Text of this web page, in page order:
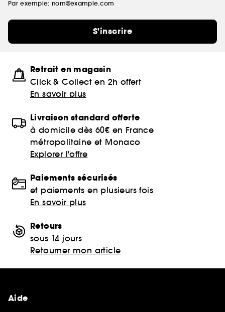
Par exemple: nom@example.com
S'inscrire
Retrait en magasin
Click & Collect en 2h offert
En savoir plus
Livraison standard offerte
à domicile dès 60€ en France
métropolitaine et Monaco
Explorer l'offre
Paiements sécurisés
et paiements en plusieurs fois
En savoir plus
Retours
sous 14 jours
Retourner mon article
Aide